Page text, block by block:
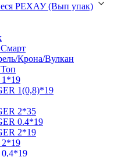
РЕХАУ (Вып упак)
Крона/Вулкан
1(0,8)*19
2*35
0.4*19
2*19